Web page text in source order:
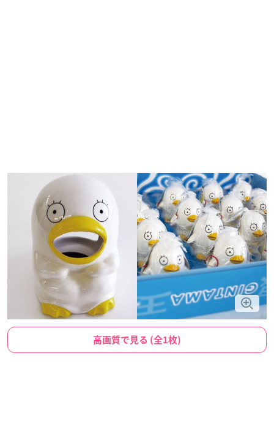
高画質で見る (全1枚)